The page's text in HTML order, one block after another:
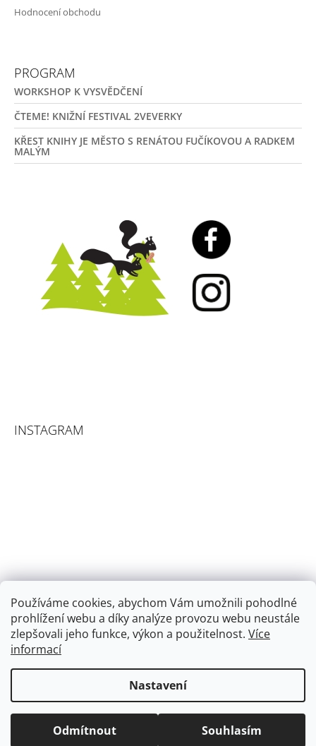
Používáme cookies, abychom Vám umožnili pohodlné
prohlížení webu a díky analýze provozu webu neustále
zlepšovali jeho funkce, výkon a použitelnost. Více
informací
Nastavení
Odmítnout Souhlasím
Hodnocení obchodu
PROGRAM
WORKSHOP K VYSVĚDČENÍ
ČTEME! KNIŽNÍ FESTIVAL 2VEVERKY
KŘEST KNIHY JE MĚSTO S RENÁTOU FUČÍKOVOU A RADKEM
MALÝM
INSTAGRAM
Sledovat na Instagramu
Vytvořil Shoptet
© 2026 2veverky. Všechna práva vyhrazena.